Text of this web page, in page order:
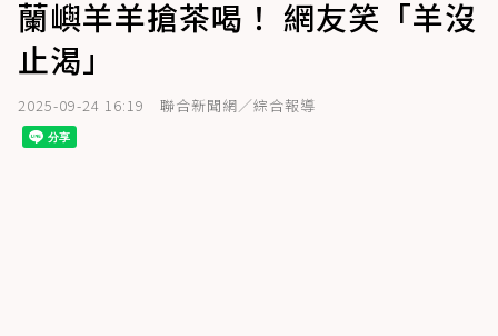
蘭嶼羊羊搶茶喝！ 網友笑「羊沒
止渴」
2025-09-24 16:19 聯合新聞網／綜合報導